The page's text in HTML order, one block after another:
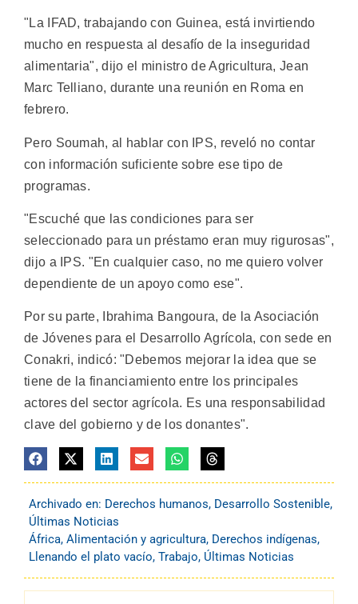
"La IFAD, trabajando con Guinea, está invirtiendo
mucho en respuesta al desafío de la inseguridad
alimentaria", dijo el ministro de Agricultura, Jean
Marc Telliano, durante una reunión en Roma en
febrero.
Pero Soumah, al hablar con IPS, reveló no contar
con información suficiente sobre ese tipo de
programas.
"Escuché que las condiciones para ser
seleccionado para un préstamo eran muy rigurosas",
dijo a IPS. "En cualquier caso, no me quiero volver
dependiente de un apoyo como ese".
Por su parte, Ibrahima Bangoura, de la Asociación
de Jóvenes para el Desarrollo Agrícola, con sede en
Conakri, indicó: "Debemos mejorar la idea que se
tiene de la financiamiento entre los principales
actores del sector agrícola. Es una responsabilidad
clave del gobierno y de los donantes".
Archivado en: Derechos humanos, Desarrollo Sostenible,
Últimas Noticias
África, Alimentación y agricultura, Derechos indígenas,
Llenando el plato vacío, Trabajo, Últimas Noticias